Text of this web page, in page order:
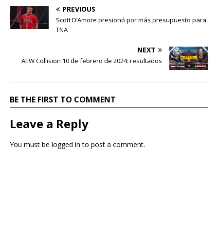
PREVIOUS
Scott D’Amore presionó por más presupuesto para
TNA
NEXT
AEW Collision 10 de febrero de 2024: resultados
BE THE FIRST TO COMMENT
Leave a Reply
You must be logged in to post a comment.